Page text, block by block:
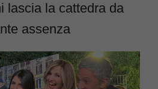
lascia la cattedra da
assenza